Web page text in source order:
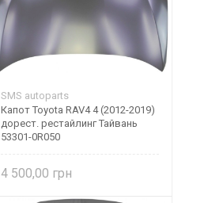
SMS autoparts
Капот Toyota RAV4 4 (2012-2019)
дорест. рестайлинг Тайвань
53301-0R050
4 500,00